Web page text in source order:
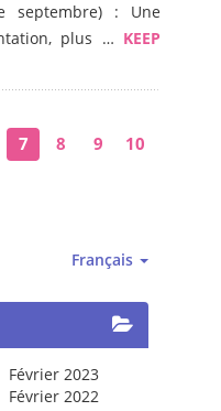
septembre) : Une
plus … KEEP
7 8 9
10
Français
Février 2023
Février 2022